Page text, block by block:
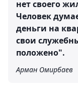
нет своего
Человек
деньги на
свои
положено".
Арман Омирбаев